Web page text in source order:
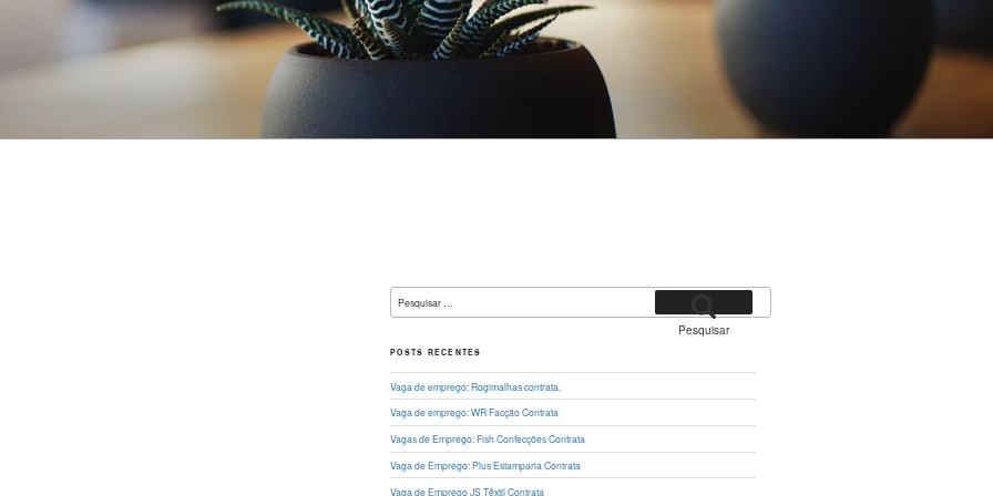
Pesquisar
por:
Pesquisar
POSTS RECENTES
Vaga de emprego: Rogimalhas contrata.
Vaga de emprego: WR Facção Contrata
Vagas de Emprego: Fish Confecções Contrata
Vaga de Emprego: Plus Estamparia Contrata
Vaga de Emprego JS Têxtil Contrata